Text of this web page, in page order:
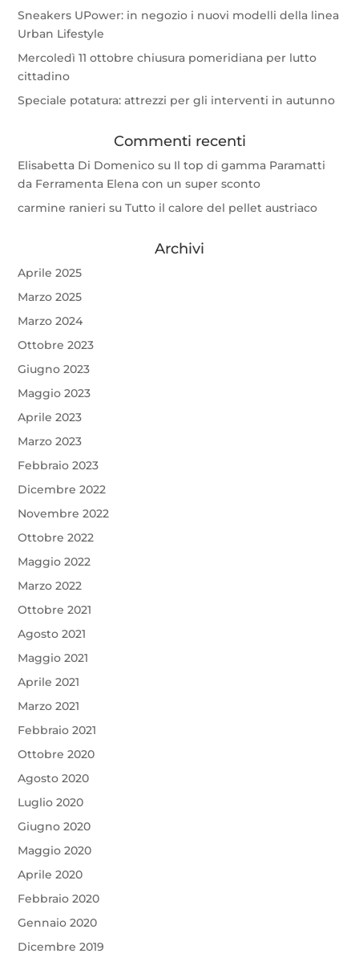
Sneakers UPower: in negozio i nuovi modelli della linea
Urban Lifestyle
Mercoledì 11 ottobre chiusura pomeridiana per lutto
cittadino
Speciale potatura: attrezzi per gli interventi in autunno
Commenti recenti
Elisabetta Di Domenico su Il top di gamma Paramatti
da Ferramenta Elena con un super sconto
carmine ranieri suTutto il calore del pellet austriaco
Archivi
Aprile 2025
Marzo 2025
Marzo 2024
Ottobre 2023
Giugno 2023
Maggio 2023
Aprile 2023
Marzo 2023
Febbraio 2023
Dicembre 2022
Novembre 2022
Ottobre 2022
Maggio 2022
Marzo 2022
Ottobre 2021
Agosto 2021
Maggio 2021
Aprile 2021
Marzo 2021
Febbraio 2021
Ottobre 2020
Agosto 2020
Luglio 2020
Giugno 2020
Maggio 2020
Aprile 2020
Febbraio 2020
Gennaio 2020
Dicembre 2019